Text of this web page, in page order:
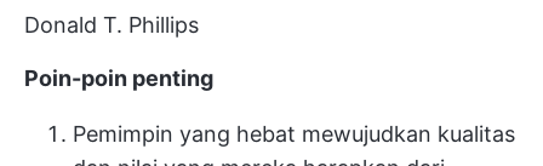
Donald T. Phillips
Poin-poin penting
Pemimpin yang hebat mewujudkan kualitas